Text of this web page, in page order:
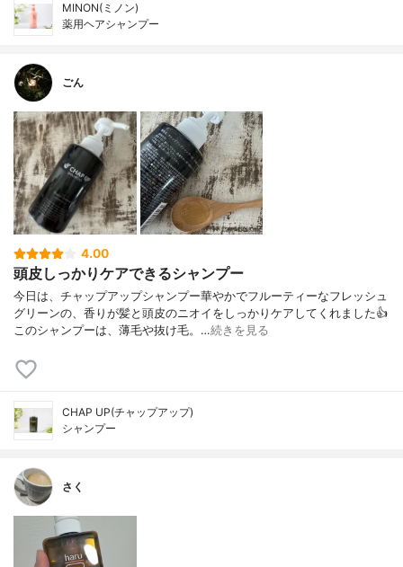
MINON(ミノン)
薬用ヘアシャンプー
ごん
4.00
頭皮しっかりケアできるシャンプー
今日は、チャップアップシャンプー華やかでフルーティーなフレッシュ
グリーンの、香りが髪と頭皮のニオイをしっかりケアしてくれました👍
このシャンプーは、薄毛や抜け毛。…続きを見る
CHAP UP(チャップアップ)
シャンプー
さく